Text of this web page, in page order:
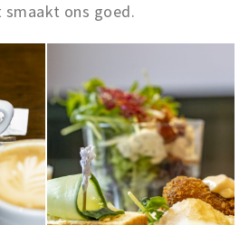
smaakt ons goed.